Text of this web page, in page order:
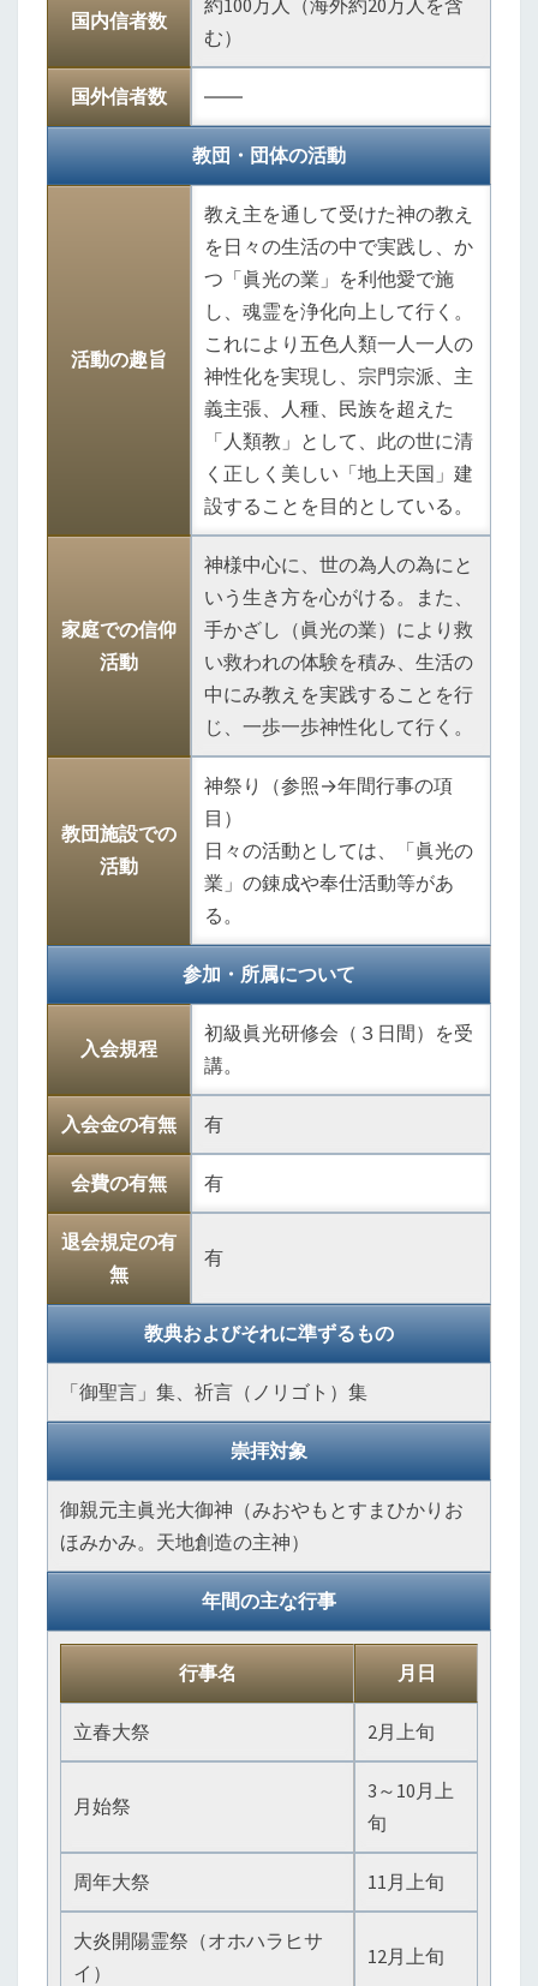
国内信者数
約100万人（海外約20万人を含
む）
国外信者数 ――
教団・団体の活動
活動の趣旨
教え主を通して受けた神の教え
を日々の生活の中で実践し、か
つ「眞光の業」を利他愛で施
し、魂霊を浄化向上して行く。
これにより五色人類一人一人の
神性化を実現し、宗門宗派、主
義主張、人種、民族を超えた
「人類教」として、此の世に清
く正しく美しい「地上天国」建
設することを目的としている。
家庭での信仰
活動
神様中心に、世の為人の為にと
いう生き方を心がける。また、
手かざし（眞光の業）により救
い救われの体験を積み、生活の
中にみ教えを実践することを行
じ、一歩一歩神性化して行く。
教団施設での
活動
神祭り（参照→年間行事の項
目）
日々の活動としては、「眞光の
業」の錬成や奉仕活動等があ
る。
参加・所属について
入会規程
初級眞光研修会（３日間）を受
講。
入会金の有無 有
会費の有無 有
退会規定の有
無
有
教典およびそれに準ずるもの
「御聖言」集、祈言（ノリゴト）集
崇拝対象
御親元主眞光大御神（みおやもとすまひかりお
ほみかみ。天地創造の主神）
年間の主な行事
行事名 月日
立春大祭 2月上旬
月始祭
3～10月上
旬
周年大祭 11月上旬
大炎開陽霊祭（オホハラヒサ
イ）
12月上旬